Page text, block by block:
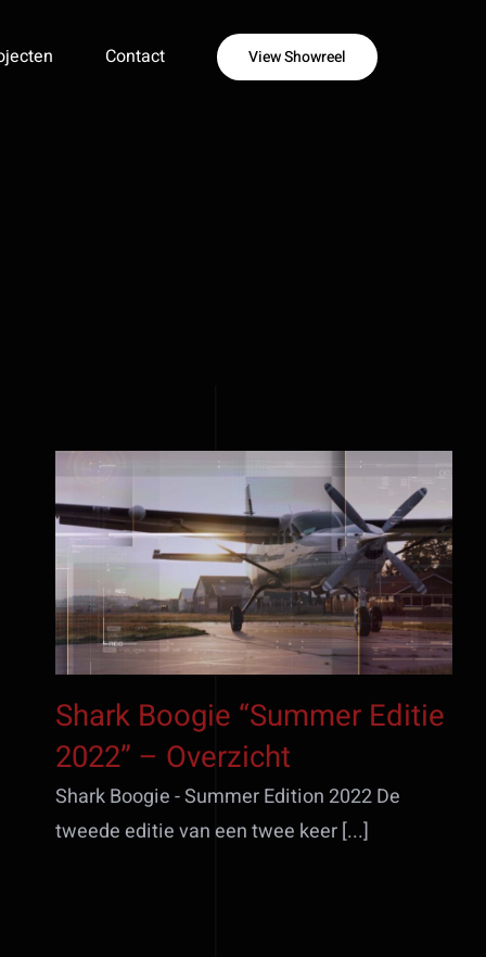
Contact View Showreel
Shark Boogie “Summer
Editie 2022” – Overzicht
Shark Boogie “Summer Editie
2022” – Overzicht
Shark Boogie - Summer Edition 2022 De
tweede editie van een twee keer [...]